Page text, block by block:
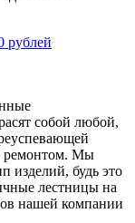
рублей
собой любой,
ремонтом. Мы
изделий, будь это
лестницы на
нашей компании